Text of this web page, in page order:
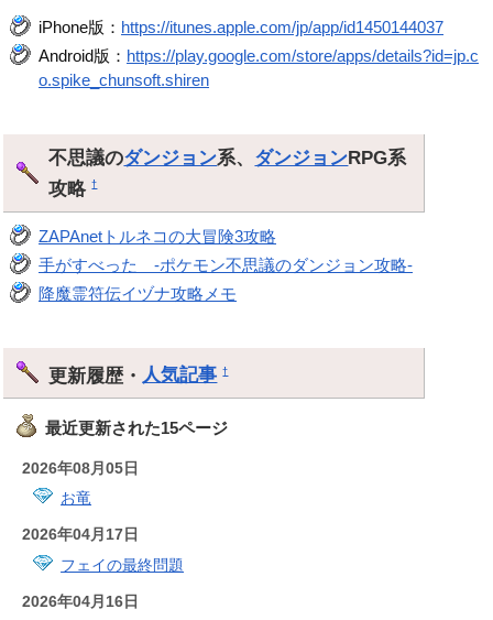
iPhone版： https://itunes.apple.com/jp/app/id1450144037
Android版： https://play.google.com/store/apps/details?id=jp.c
o.spike_chunsoft.shiren
不思議のダンジョン系、 ダンジョンRPG系
攻略†
ZAPAnetトルネコの大冒険3攻略
手がすべった -ポケモン不思議のダンジョン攻略-
降魔霊符伝イヅナ攻略メモ
更新履歴・ 人気記事 †
最近更新された15ページ
2026年08月05日
お竜
2026年04月17日
フェイの最終問題
2026年04月16日